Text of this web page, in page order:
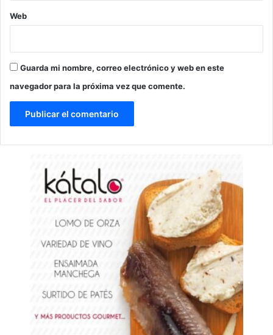
Web
Guarda mi nombre, correo electrónico y web en este
navegador para la próxima vez que comente.